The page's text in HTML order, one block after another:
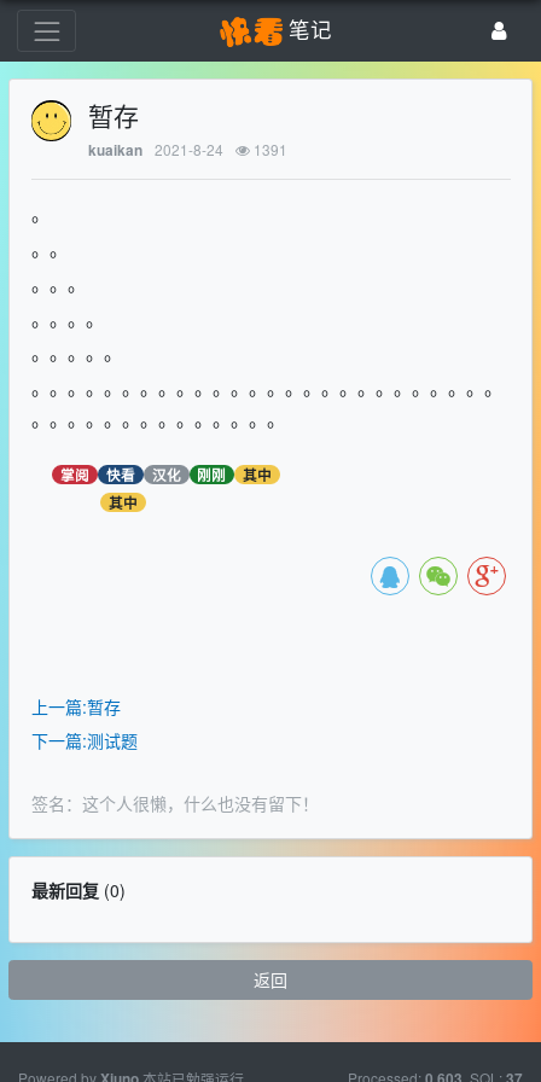
笔记
暂存
kuaikan 2021-8-24 1391
。
。。
。。。
。。。。
。。。。。
。。。。。。。。。。。。。。。。。。。。。。。。。。
。。。。。。。。。。。。。。
掌阅 快看 汉化 刚刚
其中
其中
上一篇:暂存
下一篇:测试题
签名：这个人很懒，什么也没有留下！
最新回复(0)
返回
Powered by 本站已勉强运行 Processed: , SQL: